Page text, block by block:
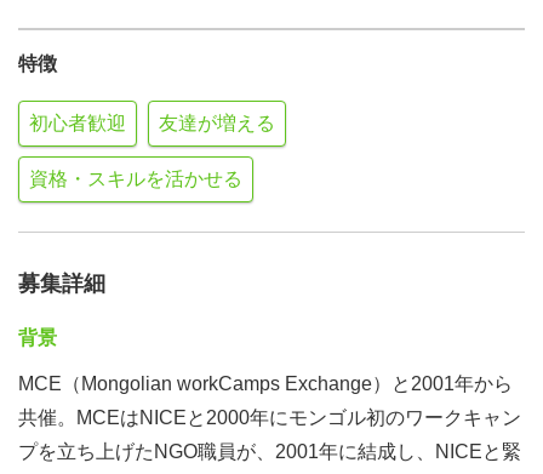
特徴
初心者歓迎 友達が増える
資格・スキルを活かせる
募集詳細
背景
MCE（Mongolian workCamps Exchange）と2001年から
共催。MCEはNICEと2000年にモンゴル初のワークキャン
プを立ち上げたNGO職員が、2001年に結成し、NICEと緊